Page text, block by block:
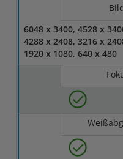
6048 x 3400, 4528 x
4288 x 2408, 3216 x
1920 x 1080, 640 x 480